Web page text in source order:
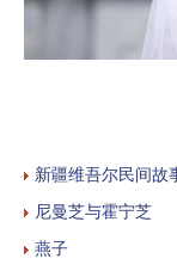
新疆维吾尔民间故
尼曼芝与霍宁芝
燕子